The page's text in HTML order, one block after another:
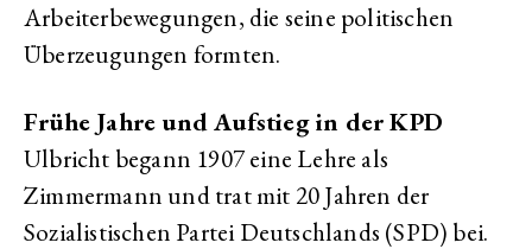
Arbeiterbewegungen, die seine politischen
Überzeugungen formten.
Frühe Jahre und Aufstieg in der KPD
Ulbricht begann 1907 eine Lehre als
Zimmermann und trat mit 20 Jahren der
Sozialistischen Partei Deutschlands (SPD) bei.